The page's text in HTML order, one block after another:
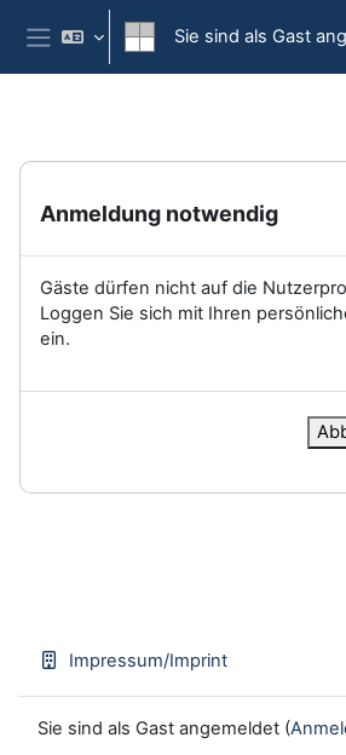
Zum Hauptinhalt
Website-Übersicht
Sie sind als Gast
Anmeldung notwendig
Gäste dürfen nicht auf die
Loggen Sie sich mit Ihren
ein.
Impressum/Imprint
Sie sind als Gast angemeldet (